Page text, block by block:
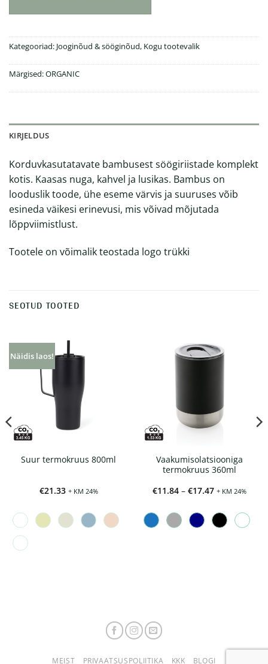
Kategooriad: Jooginõud & sööginõud, Kogu tootevalik
Märgised:ORGANIC
KIRJELDUS
Korduvkasutatavate bambusest söögiriistade komplekt
kotis. Kaasas nuga, kahvel ja lusikas. Bambus on
looduslik toode, ühe eseme värvis ja suuruses võib
esineda väikesi erinevusi, mis võivad mõjutada
lõppviimistlust.
Tootele on võimalik teostada logo trükki
SEOTUD TOOTED
Näidis laos!
Suur termokruus 800ml
€21.33 + KM 24%
Vaakumisolatsiooniga
termokruus 360ml
€11.84 – €17.47
€11.84
€17.47
+ KM 24%
MEIST PRIVAATSUSPOLIITIKA KKK BLOGI